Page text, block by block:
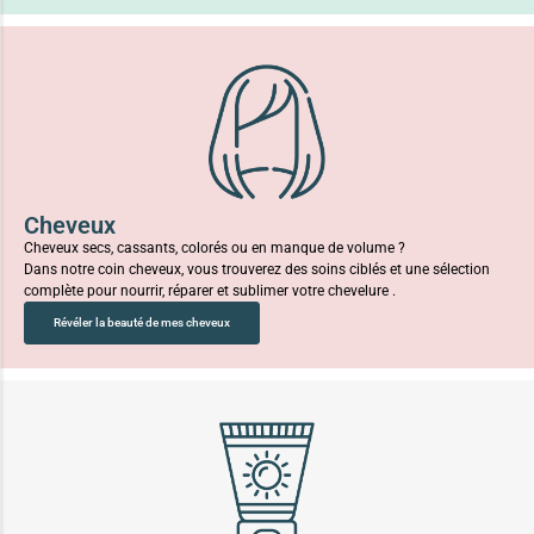
Cheveux
Cheveux secs, cassants, colorés ou en manque de volume ?
Dans notre coin cheveux, vous trouverez des soins ciblés et une sélection
complète pour nourrir, réparer et sublimer votre chevelure .
Révéler la beauté de mes cheveux